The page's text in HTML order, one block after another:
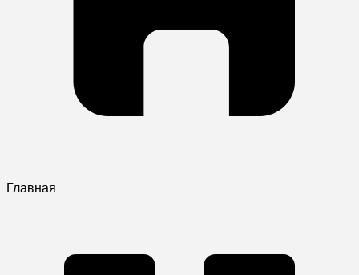
Главная